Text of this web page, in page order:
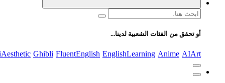
البحث
أو تحقق من الفئات الشعبية لدينا...
AIArt
Anime
EnglishLearning
FluentEnglish
Ghibli